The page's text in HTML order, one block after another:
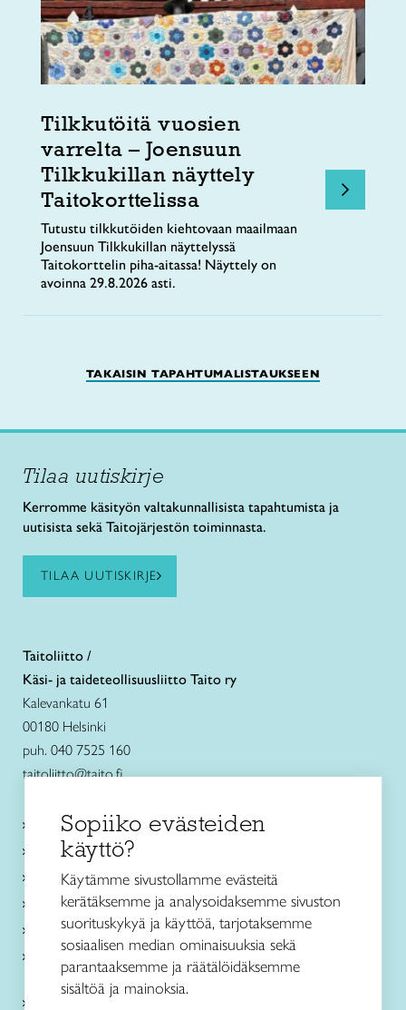
Tilkkutöitä vuosien
varrelta – Joensuun
Tilkkukillan näyttely
Taitokorttelissa
Tutustu tilkkutöiden kiehtovaan maailmaan
Joensuun Tilkkukillan näyttelyssä
Taitokorttelin piha-aitassa! Näyttely on
avoinna 29.8.2026 asti.
TAKAISIN TAPAHTUMALISTAUKSEEN
Tilaa uutiskirje
Kerromme käsityön valtakunnallisista tapahtumista ja
uutisista sekä Taitojärjestön toiminnasta.
TILAA UUTISKIRJE
Taitoliitto /
Käsi- ja taideteollisuusliitto Taito ry
Kalevankatu 61
00180 Helsinki
puh. 040 7525 160
taitoliitto@taito.fi
Käsityökurssit ja koulutus
Ajankohtaista
Käsityöohjeet
Me olemme Taito
Paikallinen toiminta
Verkkokaupat
Kirjaudu Arviin
Sopiiko evästeiden
käyttö?
Käytämme sivustollamme evästeitä
kerätäksemme ja analysoidaksemme sivuston
suorituskykyä ja käyttöä, tarjotaksemme
sosiaalisen median ominaisuuksia sekä
parantaaksemme ja räätälöidäksemme
sisältöä ja mainoksia.